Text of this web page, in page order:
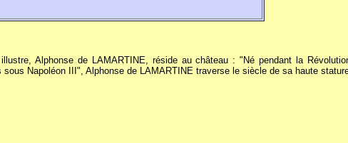
Alphonse de LAMARTINE, réside au château : "Né pendant la
Napoléon III", Alphonse de LAMARTINE traverse le siècle de sa haute